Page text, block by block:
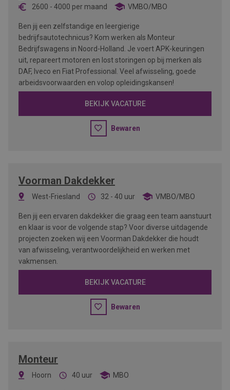
2600 - 4000 per maand VMBO/MBO
Ben jij een zelfstandige en leergierige
bedrijfsautotechnicus? Kom werken als Monteur
Bedrijfswagens in Noord-Holland. Je voert APK-keuringen
uit, repareert motoren en lost storingen op bij merken als
DAF, Iveco en Fiat Professional. Veel afwisseling, goede
arbeidsvoorwaarden en volop opleidingskansen!
BEKIJK VACATURE
Bewaren
Voorman Dakdekker
West-Friesland 32 - 40 uur VMBO/MBO
Ben jij een ervaren dakdekker die graag een team aanstuurt
en klaar is voor de volgende stap? Voor diverse uitdagende
projecten zoeken wij een Voorman Dakdekker die houdt
van afwisseling, verantwoordelijkheid en werken met
vakmensen.
BEKIJK VACATURE
Bewaren
Monteur
Hoorn 40 uur MBO